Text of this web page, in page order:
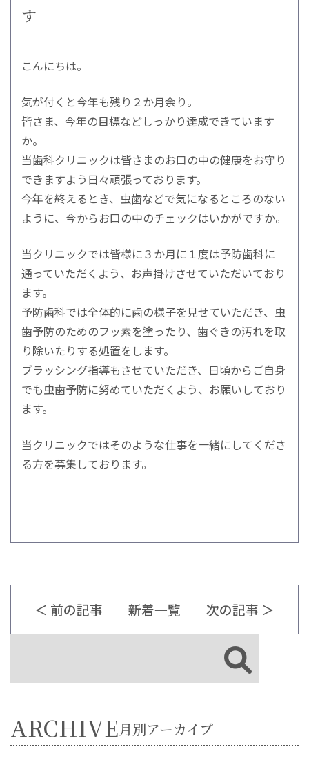
す
こんにちは。
気が付くと今年も残り２か月余り。
皆さま、今年の目標などしっかり達成できています
か。
当歯科クリニックは皆さまのお口の中の健康をお守り
できますよう日々頑張っております。
今年を終えるとき、虫歯などで気になるところのない
ように、今からお口の中のチェックはいかがですか。
当クリニックでは皆様に３か月に１度は予防歯科に
通っていただくよう、お声掛けさせていただいており
ます。
予防歯科では全体的に歯の様子を見せていただき、虫
歯予防のためのフッ素を塗ったり、歯ぐきの汚れを取
り除いたりする処置をします。
ブラッシング指導もさせていただき、日頃からご自身
でも虫歯予防に努めていただくよう、お願いしており
ます。
当クリニックではそのような仕事を一緒にしてくださ
る方を募集しております。
＜ 前の記事 新着一覧 次の記事 ＞
ARCHIVE月別アーカイブ